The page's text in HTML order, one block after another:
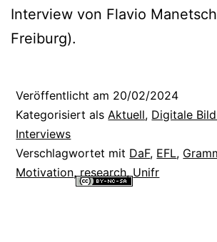
Interview von Flavio
Freiburg).
Veröffentlicht am 20/02/2024
Kategorisiert alsAktuell, Digitale
Interviews
Verschlagwortet mit DaF, EFL,
Motivation,research,Unifr